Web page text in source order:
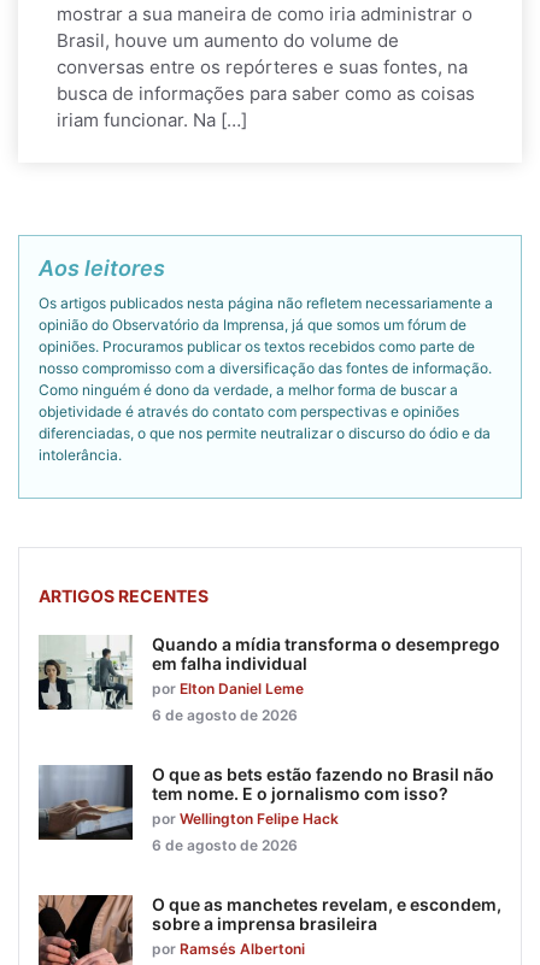
mostrar a sua maneira de como iria administrar o
Brasil, houve um aumento do volume de
conversas entre os repórteres e suas fontes, na
busca de informações para saber como as coisas
iriam funcionar. Na […]
Aos leitores
Os artigos publicados nesta página não refletem necessariamente a
opinião do Observatório da Imprensa, já que somos um fórum de
opiniões. Procuramos publicar os textos recebidos como parte de
nosso compromisso com a diversificação das fontes de informação.
Como ninguém é dono da verdade, a melhor forma de buscar a
objetividade é através do contato com perspectivas e opiniões
diferenciadas, o que nos permite neutralizar o discurso do ódio e da
intolerância.
ARTIGOS RECENTES
Quando a mídia transforma o desemprego
em falha individual
por Elton Daniel Leme
6 de agosto de 2026
O que as bets estão fazendo no Brasil não
tem nome. E o jornalismo com isso?
por Wellington Felipe Hack
6 de agosto de 2026
O que as manchetes revelam, e escondem,
sobre a imprensa brasileira
por Ramsés Albertoni